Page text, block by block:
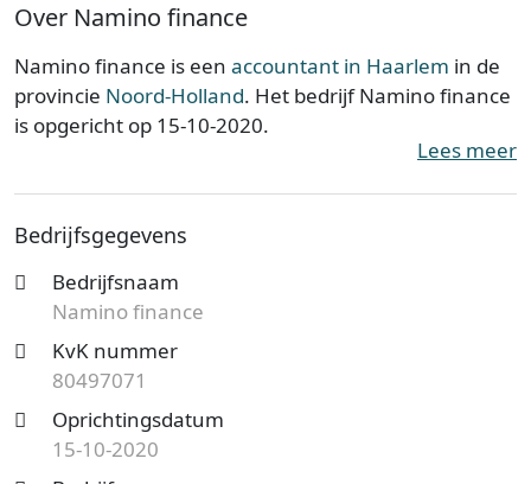
Over Namino finance
Namino finance is een accountant in Haarlem in de
provincie Noord-Holland. Het bedrijf Namino finance
is opgericht op 15-10-2020.
nummer 80497071. De ondernemingsvorm is een
Onderstaand vind je meer gegevens van dit bedrijf.
Op zoek naar een accountantskantoor uit Haarlem
en benieuwd naar de prijzen en mogelijkheden?
Start nu je gratis offerteaanvraag
spoedig reactie. Vergelijk het aanbod en bespaar op
Lees meer
Bedrijfsgegevens
Bedrijfsnaam
Namino finance
KvK nummer
80497071
Oprichtingsdatum
15-10-2020